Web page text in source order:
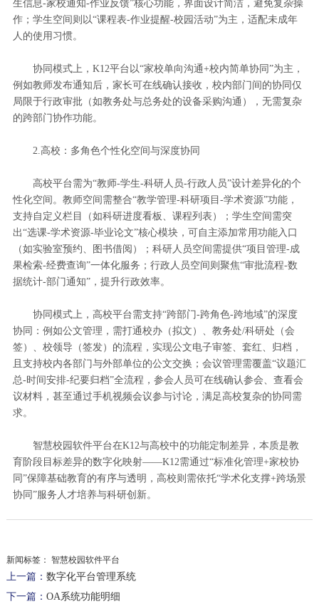
生信息-家校通知-作业反馈”核心功能，界面设计简洁，避免复杂操
作；学生空间则以“课程表-作业提醒-校园活动”为主，适配未成年
人的使用习惯。
协同模式上，K12平台以“家校单向沟通+校内简单协同”为主，
例如教师发布通知后，家长可在线确认接收，校内部门间的协同仅
局限于行政审批（如教务处与总务处的设备采购沟通），无需复杂
的跨部门协作功能。
2.高校：多角色个性化空间与深度协同
高校平台需为“教师-学生-科研人员-行政人员”设计差异化的个
性化空间。教师空间需整合“教学管理-科研项目-学术资源”功能，
支持自定义栏目（如科研进度看板、课程列表）；学生空间需突
出“选课-学术资源-毕业论文”核心模块，可自主添加常用功能入口
（如实验室预约、图书借阅）；科研人员空间需提供“项目管理-成
果检索-经费查询”一体化服务；行政人员空间则聚焦“审批流程-数
据统计-部门通知”，提升行政效率。
协同模式上，高校平台需支持“跨部门-跨角色-跨地域”的深度
协同：例如公文管理，需打通校办（拟文）、教务处/科研处（会
签）、校领导（签发）的流程，实现公文电子审签、套红、归档，
且支持校内各部门与外部单位的公文交换；会议管理需覆盖“议题汇
总-时间安排-纪要归档”全流程，参会人员可在线确认参会、查看会
议材料，甚至通过手机视频会议参与讨论，满足高校复杂的协同需
求。
智慧校园软件平台在K12与高校中的功能定制差异，本质是教
育阶段目标差异的数字化映射——K12需通过“标准化管理+家校协
同”保障基础教育的有序与透明，高校则需依托“学术化支撑+跨场景
协同”服务人才培养与科研创新。
新闻标签： 智慧校园软件平台
上一篇： 数字化平台管理系统
下一篇： OA系统功能明细